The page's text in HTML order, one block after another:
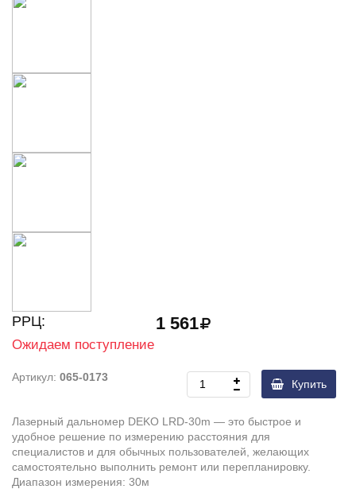
РРЦ: 1 561
Ожидаем поступление
Артикул: 065-0173
Купить
Лазерный дальномер DEKO LRD-30m — это быстрое и
удобное решение по измерению расстояния для
специалистов и для обычных пользователей, желающих
самостоятельно выполнить ремонт или перепланировку.
Диапазон измерения: 30м